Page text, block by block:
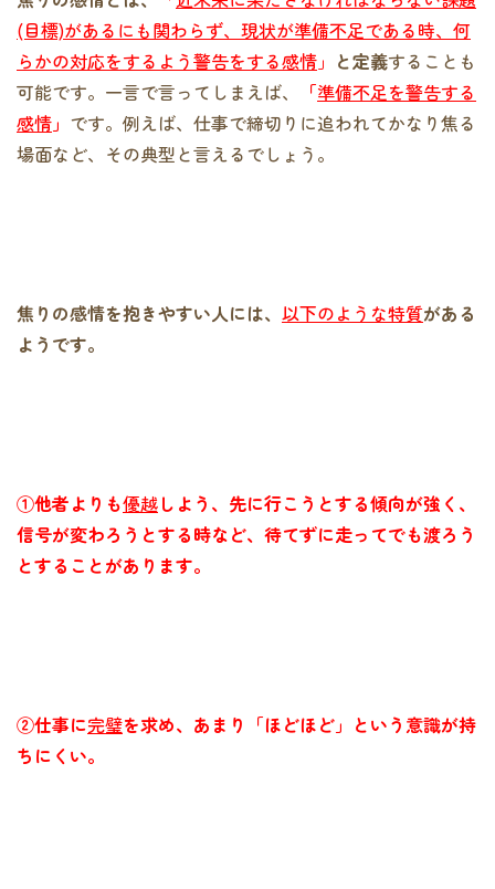
(目標)があるにも関わらず、現状が準備不足である時、何
らかの対応をするよう警告をする感情 」 と定義することも
可能です。一言で言ってしまえば、
「準備不足を警告する
感情」 です。例えば、仕事で締切りに追われてかなり焦る
場面など、その典型と言えるでしょう。
焦りの感情を抱きやすい人には、 以下のような特質がある
ようです。
①他者よりも優越しよう、先に行こうとする傾向が強く、
信号が変わろうとする時など、待てずに走ってでも渡ろう
とすることがあります。
②仕事に完璧を求め、あまり「ほどほど」という意識が持
ちにくい。